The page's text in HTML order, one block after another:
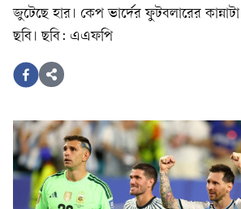
জুটেছে হার। কেপ ভার্দের ফুটবলারের
ছবি। ছবি: এএফপি